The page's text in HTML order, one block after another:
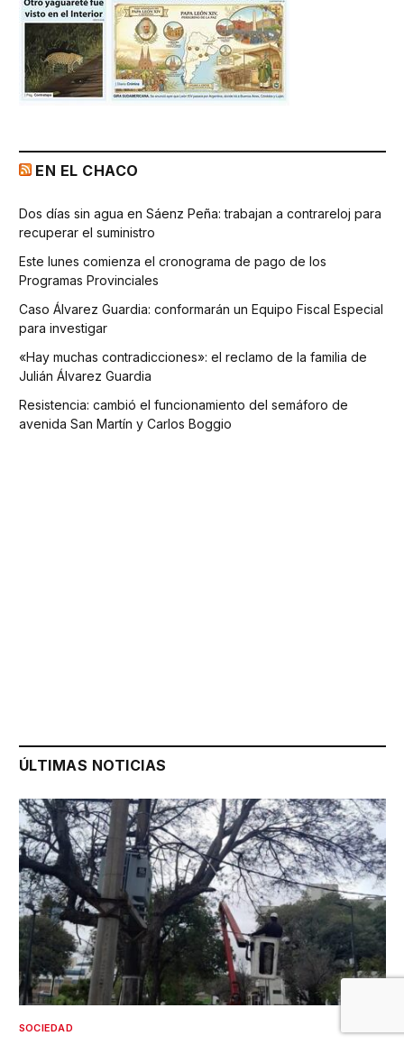
EN EL CHACO
Dos días sin agua en Sáenz Peña: trabajan a contrareloj para
recuperar el suministro
Este lunes comienza el cronograma de pago de los
Programas Provinciales
Caso Álvarez Guardia: conformarán un Equipo Fiscal Especial
para investigar
«Hay muchas contradicciones»: el reclamo de la familia de
Julián Álvarez Guardia
Resistencia: cambió el funcionamiento del semáforo de
avenida San Martín y Carlos Boggio
ÚLTIMAS NOTICIAS
SOCIEDAD